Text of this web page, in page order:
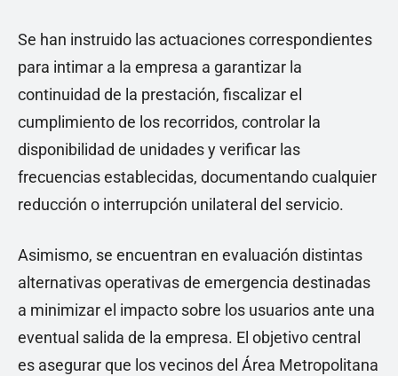
Se han instruido las actuaciones correspondientes
para intimar a la empresa a garantizar la
continuidad de la prestación, fiscalizar el
cumplimiento de los recorridos, controlar la
disponibilidad de unidades y verificar las
frecuencias establecidas, documentando cualquier
reducción o interrupción unilateral del servicio.
Asimismo, se encuentran en evaluación distintas
alternativas operativas de emergencia destinadas
a minimizar el impacto sobre los usuarios ante una
eventual salida de la empresa. El objetivo central
es asegurar que los vecinos del Área Metropolitana